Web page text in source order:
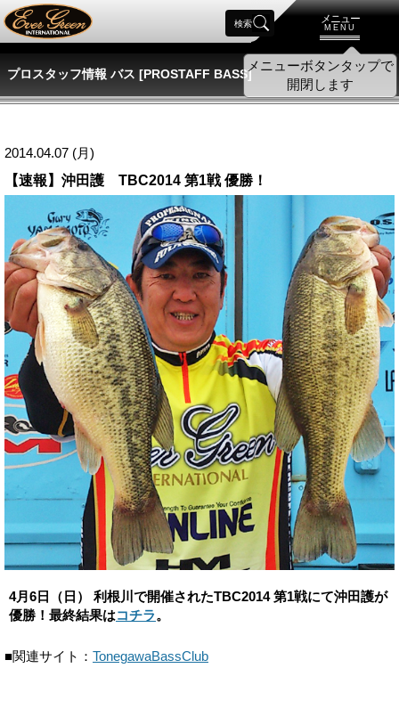
メニュー
MENU
検索
プロスタッフ情報 バス [PROSTAFF BASS]
2014.04.07 (月)
【速報】沖田護 TBC2014 第1戦 優勝！
4月6日（日） 利根川で開催されたTBC2014 第1戦にて沖田護が
優勝！最終結果はコチラ。
■関連サイト： TonegawaBassClub